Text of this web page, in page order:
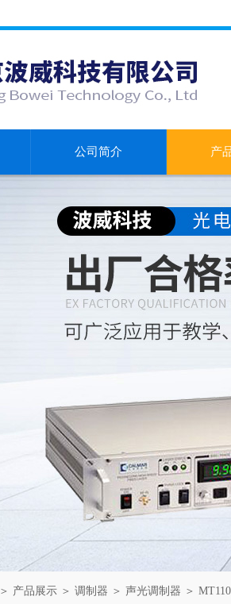
公司简介 产
＞ 产品展示 ＞ 调制器 ＞ 声光调制器 ＞